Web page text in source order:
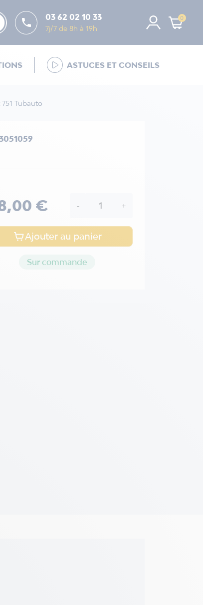
 03 62 02 10 33
7j/7 de 8h à 19h
0
ASTUCES ET CONSEILS
Tubauto
€ - +
Ajouter au panier
Sur commande